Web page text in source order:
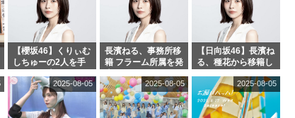
【櫻坂46】くりぃむ
しちゅーの2人を手
【くりぃむナンタ
ラ】
長濱ねる、事務所移
籍 フラーム所属を発
【日向坂46】長濱ね
る、種花から移籍し
れで事務所に所属し
ているのは... おひさ
まの反応がこちら
2025-08-05 2025-08-05 2025-08-05